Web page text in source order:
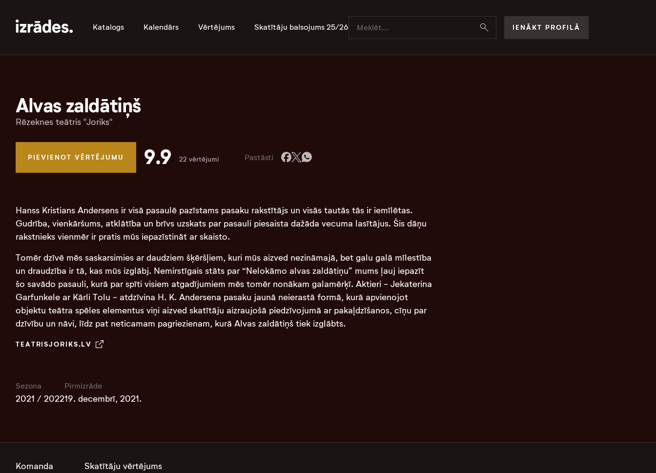
Katalogs Kalendārs Vērtējums Skatītāju balsojums 25/26 IENĀKT PROFILĀ
Alvas zaldātiņš
Rēzeknes teātris "Joriks"
PIEVIENOT VĒRTĒJUMU 9.9 22 vērtējumi Pastāsti
Hanss Kristians Andersens ir visā pasaulē pazīstams pasaku rakstītājs un visās tautās tās ir iemīlētas.
Gudrība, vienkāršums, atklātība un brīvs uzskats par pasauli piesaista dažāda vecuma lasītājus. Šis dāņu
rakstnieks vienmēr ir pratis mūs iepazīstināt ar skaisto.
Tomēr dzīvē mēs saskarsimies ar daudziem šķēršļiem, kuri mūs aizved nezināmajā, bet galu galā mīlestība
un draudzība ir tā, kas mūs izglābj. Nemirstīgais stāts par “Nelokāmo alvas zaldātiņu” mums ļauj iepazīt
šo savādo pasauli, kurā par spīti visiem atgadījumiem mēs tomēr nonākam galamērķī. Aktieri - Jekaterina
Garfunkele ar Kārli Tolu - atdzīvina H. K. Andersena pasaku jaunā neierastā formā, kurā apvienojot
objektu teātra spēles elementus viņi aizved skatītāju aizraujošā piedzīvojumā ar pakaļdzīšanos, cīņu par
dzīvību un nāvi, līdz pat neticamam pagriezienam, kurā Alvas zaldātiņš tiek izglābts.
TEATRISJORIKS.LV
Sezona
2021 / 2022
Pirmizrāde
19. decembrī, 2021.
Komanda Skatītāju vērtējums